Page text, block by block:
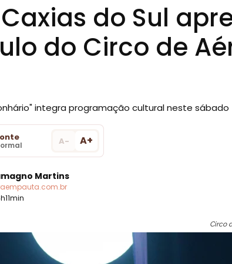
do Sul
do Circo de
integra programação cultural neste sábado
A- A+
Martins
Circo